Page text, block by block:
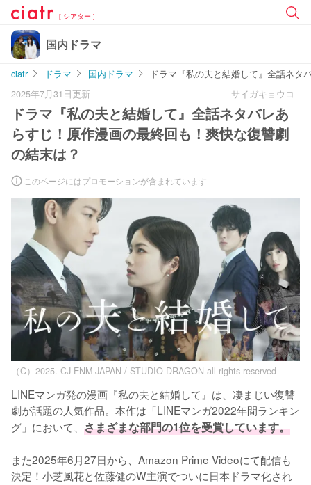
[ シアター ]
国内ドラマ
ciatr ドラマ 国内ドラマ
ドラマ『私の夫と結婚して』全話ネタ
2025年7月31日更新
サイガキョウコ
ドラマ『私の夫と結婚して』全話ネタバレあ
らすじ！原作漫画の最終回も！爽快な復讐劇
の結末は？
このページにはプロモーションが含まれています
（C）2025. CJ ENM JAPAN / STUDIO DRAGON all rights reserved
LINEマンガ発の漫画『私の夫と結婚して』は、凄まじい復讐
劇が話題の人気作品。本作は「LINEマンガ2022年間ランキン
グ」において、 さまざまな部門の1位を受賞しています。
また2025年6月27日から、Amazon Prime Videoにて配信も
決定！小芝風花と佐藤健のW主演でついに日本ドラマ化され